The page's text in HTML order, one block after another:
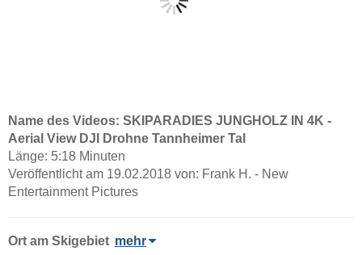
Name des Videos: SKIPARADIES JUNGHOLZ IN 4K -
Aerial View DJI Drohne Tannheimer Tal
Länge: 5:18 Minuten
Veröffentlicht am 19.02.2018 von: Frank H. - New
Entertainment Pictures
Ort am Skigebiet mehr